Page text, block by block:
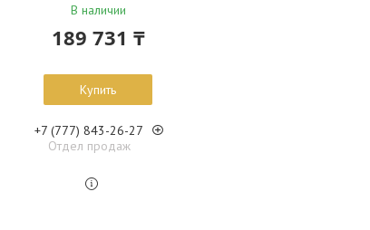
В наличии
189 731 ₸
Купить
+7 (777) 843-26-27
Отдел продаж